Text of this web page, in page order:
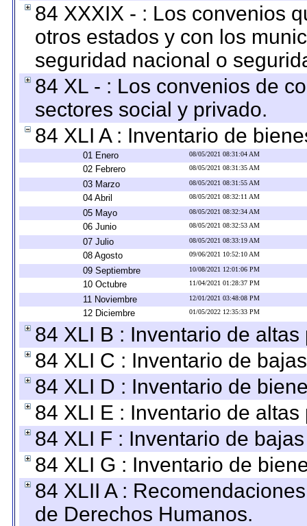
84 XXXIX - : Los convenios
otros estados y con los
seguridad nacional o
84 XL - : Los convenios de
sectores social y privado.
84 XLI A : Inventario de
01 Enero 08/05/2021 08:31:04 AM
02 Febrero 08/05/2021 08:31:35 AM
03 Marzo 08/05/2021 08:31:55 AM
04 Abril 08/05/2021 08:32:11 AM
05 Mayo 08/05/2021 08:32:34 AM
06 Junio 08/05/2021 08:32:53 AM
07 Julio 08/05/2021 08:33:19 AM
08 Agosto 09/06/2021 10:52:10 AM
09 Septiembre 10/08/2021 12:01:06 PM
10 Octubre 11/04/2021 01:28:37 PM
11 Noviembre 12/01/2021 03:48:08 PM
12 Diciembre 01/05/2022 12:35:33 PM
84 XLI B : Inventario de
84 XLI C : Inventario de
84 XLI D : Inventario de
84 XLI E : Inventario de
84 XLI F : Inventario de
84 XLI G : Inventario de
84 XLII A :
de Derechos Humanos.